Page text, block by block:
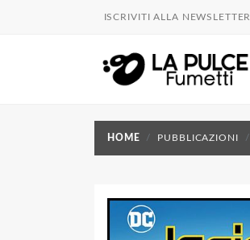
ISCRIVITI ALLA NEWSLETTER
HOME PUBBLICAZIONI